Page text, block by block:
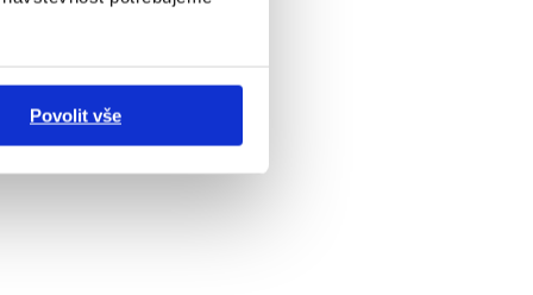
Povolit vše